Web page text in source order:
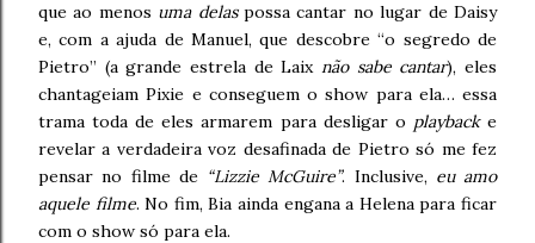
que ao menos uma delaspossa cantar no lugar de Daisy
e, com a ajuda de Manuel, que descobre “o segredo de
Pietro” (a grande estrela de Laix não sabe cantar), eles
chantageiam Pixie e conseguem o show para ela… essa
trama toda de eles armarem para desligar o playbacke
revelar a verdadeira voz desafinada de Pietro só me fez
pensar no filme de “Lizzie McGuire”. Inclusive, eu amo
aquele filme. No fim, Bia ainda engana a Helena para ficar
com o show só para ela.